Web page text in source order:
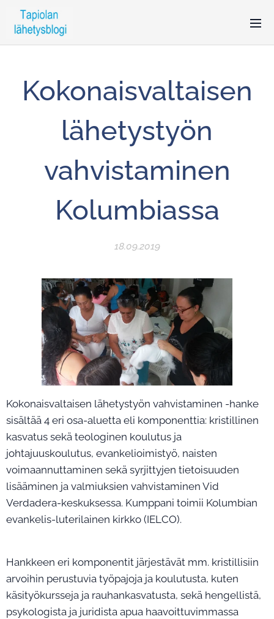
Kokonaisvaltaisen
lähetystyön
vahvistaminen
Kolumbiassa
18.09.2019
Kokonaisvaltaisen lähetystyön vahvistaminen -hanke
sisältää 4 eri osa-aluetta eli komponenttia: kristillinen
kasvatus sekä teologinen koulutus ja
johtajuuskoulutus, evankelioimistyö, naisten
voimaannuttaminen sekä syrjittyjen tietoisuuden
lisääminen ja valmiuksien vahvistaminen Vid
Verdadera-keskuksessa. Kumppani toimii Kolumbian
evankelis-luterilainen kirkko (IELCO).
Hankkeen eri komponentit järjestävät mm. kristillisiin
arvoihin perustuvia työpajoja ja koulutusta, kuten
käsityökursseja ja rauhankasvatusta, sekä hengellistä,
psykologista ja juridista apua haavoittuvimmassa